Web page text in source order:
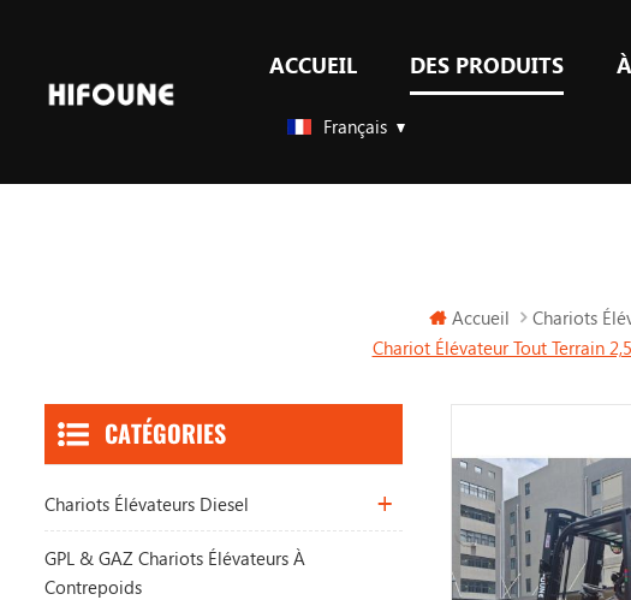
ACCUEIL DES PRODUITS
Français
Accueil Chariots
Chariot Élévateur Tout Terrain
CATÉGORIES
Chariots Élévateurs Diesel
GPL & GAZ Chariots Élévateurs À
Contrepoids